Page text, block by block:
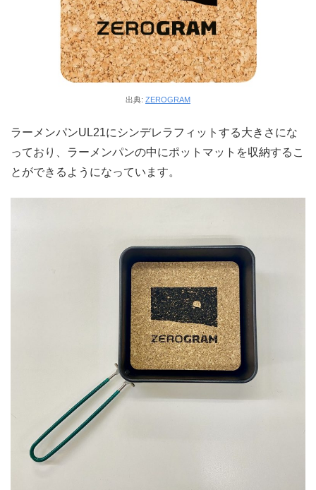
出典: ZEROGRAM
ラーメンパンUL21にシンデレラフィットする大きさにな
っており、ラーメンパンの中にポットマットを収納するこ
とができるようになっています。